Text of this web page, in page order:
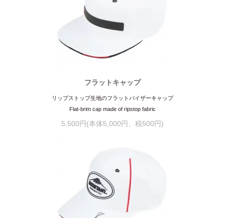
フラットキャップ
リップストップ生地のフラットバイザーキャップ
Flat-brim cap made of ripstop fabric
5,500円(本体5,000円、税500円)